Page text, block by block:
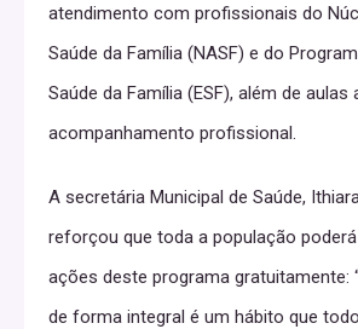
atendimento com profissionais do
Saúde da Família (NASF) e do
Saúde da Família (ESF), além de aulas
acompanhamento profissional.
A secretária Municipal de Saúde,
reforçou que toda a população
ações deste programa gratuitamente:
de forma integral é um hábito que